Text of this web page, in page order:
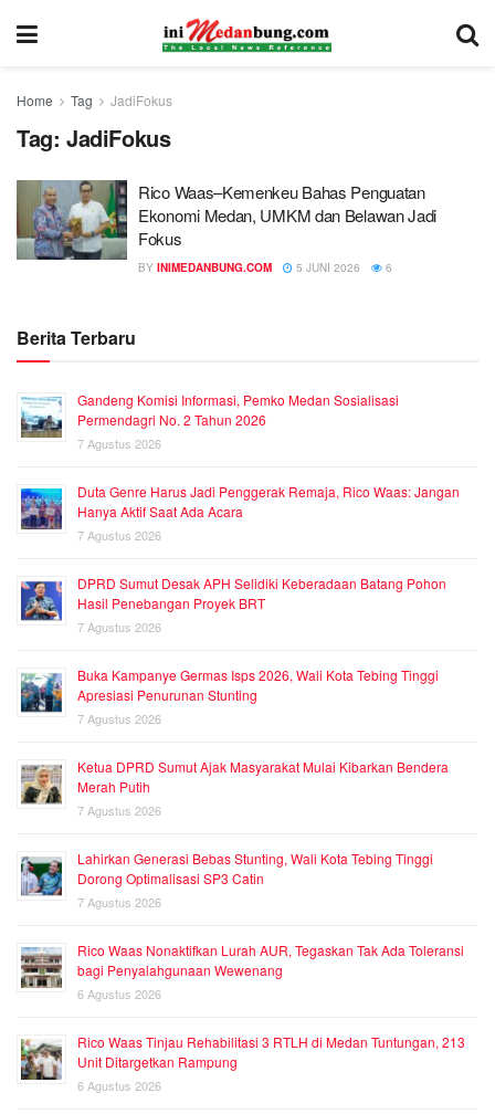
Home Tag JadiFokus
Tag: JadiFokus
Rico Waas–Kemenkeu Bahas Penguatan
Ekonomi Medan, UMKM dan Belawan Jadi
Fokus
BY INIMEDANBUNG.COM 5 JUNI 2026 6
Berita Terbaru
Gandeng Komisi Informasi, Pemko Medan Sosialisasi
Permendagri No. 2 Tahun 2026
7 Agustus 2026
Duta Genre Harus Jadi Penggerak Remaja, Rico Waas: Jangan
Hanya Aktif Saat Ada Acara
7 Agustus 2026
DPRD Sumut Desak APH Selidiki Keberadaan Batang Pohon
Hasil Penebangan Proyek BRT
7 Agustus 2026
Buka Kampanye Germas Isps 2026, Wali Kota Tebing Tinggi
Apresiasi Penurunan Stunting
7 Agustus 2026
Ketua DPRD Sumut Ajak Masyarakat Mulai Kibarkan Bendera
Merah Putih
7 Agustus 2026
Lahirkan Generasi Bebas Stunting, Wali Kota Tebing Tinggi
Dorong Optimalisasi SP3 Catin
7 Agustus 2026
Rico Waas Nonaktifkan Lurah AUR, Tegaskan Tak Ada Toleransi
bagi Penyalahgunaan Wewenang
6 Agustus 2026
Rico Waas Tinjau Rehabilitasi 3 RTLH di Medan Tuntungan, 213
Unit Ditargetkan Rampung
6 Agustus 2026